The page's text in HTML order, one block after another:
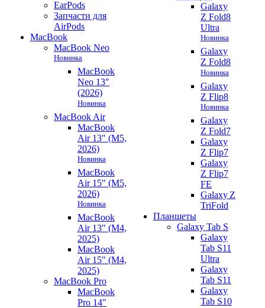
EarPods
Запчасти для
AirPods
MacBook
MacBook Neo
Новинка
MacBook
Neo 13"
(2026)
Новинка
MacBook Air
MacBook
Air 13" (M5,
2026)
Новинка
MacBook
Air 15" (M5,
2026)
Новинка
MacBook
Air 13" (M4,
2025)
MacBook
Air 15" (M4,
2025)
MacBook Pro
MacBook
Pro 14"
Galaxy
Z Fold8
Ultra
Новинка
Galaxy
Z Fold8
Новинка
Galaxy
Z Flip8
Новинка
Galaxy
Z Fold7
Galaxy
Z Flip7
Galaxy
Z Flip7
FE
Galaxy Z
TriFold
Планшеты
Galaxy Tab S
Galaxy
Tab S11
Ultra
Galaxy
Tab S11
Galaxy
Tab S10